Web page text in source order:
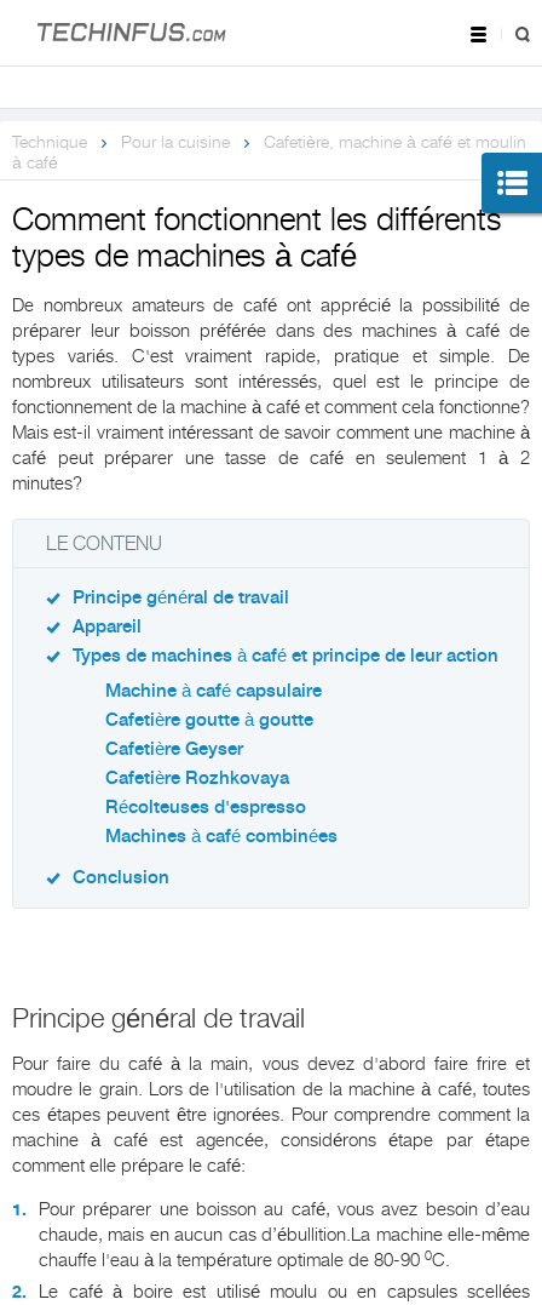
Technique Pour la cuisine
Cafetière, machine à café et moulin
à café
Comment fonctionnent les différents
types de machines à café
De nombreux amateurs de café ont apprécié la possibilité de
préparer leur boisson préférée dans des machines à café de
types variés. C'est vraiment rapide, pratique et simple. De
nombreux utilisateurs sont intéressés, quel est le principe de
fonctionnement de la machine à café et comment cela fonctionne?
Mais est-il vraiment intéressant de savoir comment une machine à
café peut préparer une tasse de café en seulement 1 à 2
minutes?
LE CONTENU
Principe général de travail
Appareil
Types de machines à café et principe de leur action
Machine à café capsulaire
Cafetière goutte à goutte
Cafetière Geyser
Cafetière Rozhkovaya
Récolteuses d'espresso
Machines à café combinées
Conclusion
Principe général de travail
Pour faire du café à la main, vous devez d'abord faire frire et
moudre le grain. Lors de l'utilisation de la machine à café, toutes
ces étapes peuvent être ignorées. Pour comprendre comment la
machine à café est agencée, considérons étape par étape
comment elle prépare le café:
Pour préparer une boisson au café, vous avez besoin d’eau
chaude, mais en aucun cas d’ébullition.La machine elle-même
chauffe l'eau à la température optimale de 80-90 0C.
Le café à boire est utilisé moulu ou en capsules scellées